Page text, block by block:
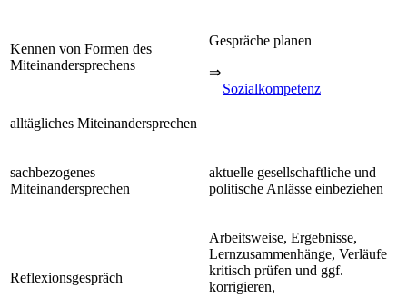
Kennen von Formen des
Miteinandersprechens
Gespräche planen
⇒
Sozialkompetenz
alltägliches Miteinandersprechen
sachbezogenes
Miteinandersprechen
aktuelle gesellschaftliche und
politische Anlässe einbeziehen
Reflexionsgespräch
Arbeitsweise, Ergebnisse,
Lernzusammenhänge, Verläufe
kritisch prüfen und ggf.
korrigieren,